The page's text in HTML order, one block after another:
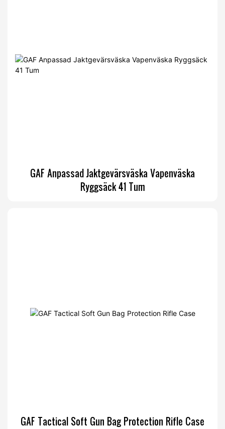
GAF Anpassad Jaktgevärsväska Vapenväska
Ryggsäck 41 Tum
GAF Tactical Soft Gun Bag Protection Rifle Case